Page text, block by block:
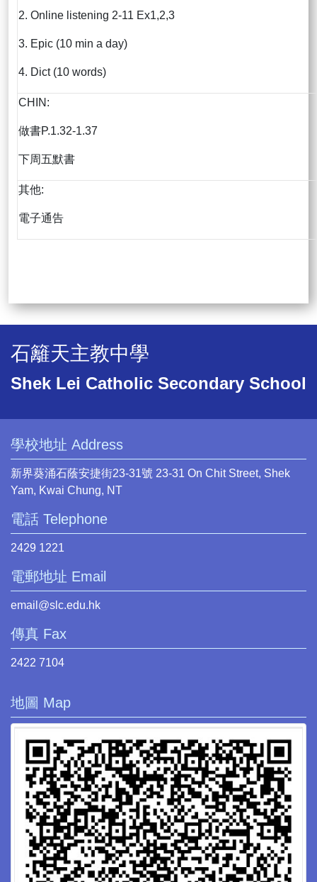
2. Online listening 2-11 Ex1,2,3
3. Epic (10 min a day)
4. Dict (10 words)
CHIN:
做書P.1.32-1.37
下周五默書
其他:
電子通告
石籬天主教中學
Shek Lei Catholic Secondary School
學校地址 Address
新界葵涌石蔭安捷街23-31號 23-31 On Chit Street, Shek
Yam, Kwai Chung, NT
電話 Telephone
2429 1221
電郵地址 Email
email@slc.edu.hk
傳真 Fax
2422 7104
地圖 Map